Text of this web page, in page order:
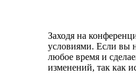
Заходя на
условиями. Если вы
любое время и
изменений, так как